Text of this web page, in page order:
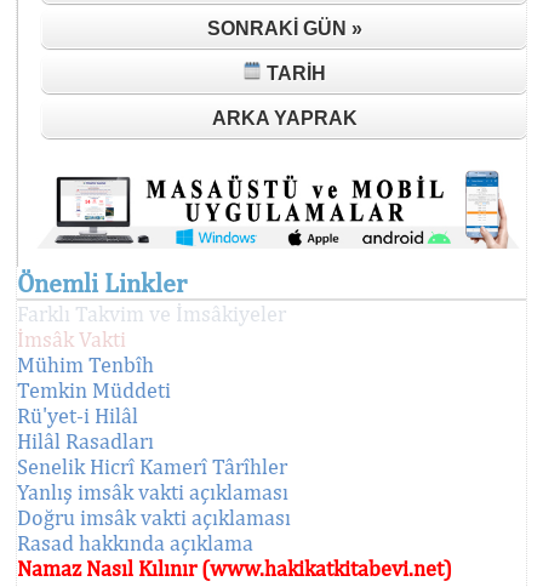
SONRAKI GÜN »
TARIH
ARKA YAPRAK
Önemli Linkler
Farklı Takvim ve İmsâkiyeler
İmsâk Vakti
Mühim Tenbîh
Temkin Müddeti
Rü'yet-i Hilâl
Hilâl Rasadları
Senelik Hicrî Kamerî Târîhler
Yanlış imsâk vakti açıklaması
Doğru imsâk vakti açıklaması
Rasad hakkında açıklama
Namaz Nasıl Kılınır (www.hakikatkitabevi.net)